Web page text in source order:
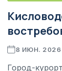
8 ИЮН. 2026
Город-